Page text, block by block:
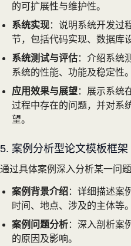
的可扩展性与维护性。
系统实现：说明系统开发过
节，包括代码实现、数据库
系统测试与评估：介绍系统
系统的性能、功能及稳定性。
应用效果与展望：展示系统
过程中存在的问题，并对系
望。
5. 案例分析型论文模板框架
通过具体案例深入分析某一问题
案例背景介绍：详细描述案
时间、地点、涉及的主体等。
案例问题分析：深入剖析案
的原因及影响。